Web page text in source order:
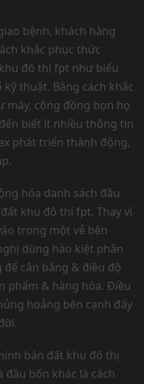
bệnh, khách hàng
khắc phục thức
đô thị fpt như biểu
thuật. Bằng cách khắc
máy, cộng đồng bọn họ
biết ít nhiều thông tin
phát triển thành động,
hóa danh sách đầu
khu đô thị fpt. Thay vì
trong một vẻ bên
dùng hào kiệt phân
cân bằng & điều độ
phẩm & hàng hóa. Điều
hoảng bên cạnh đấy
bán đất khu đô thị
bốn khác là cách